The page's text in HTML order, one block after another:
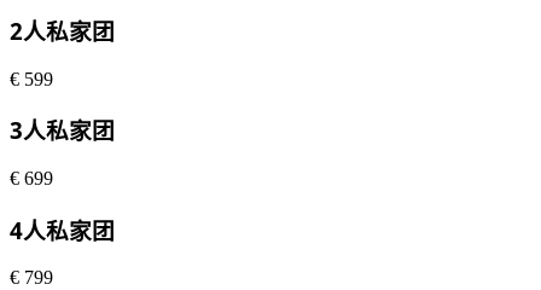
2人私家团
€ 599
3人私家团
€ 699
4人私家团
€ 799